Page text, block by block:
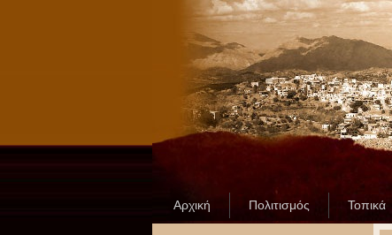
Αρχική Πολιτισμός Τοπικά